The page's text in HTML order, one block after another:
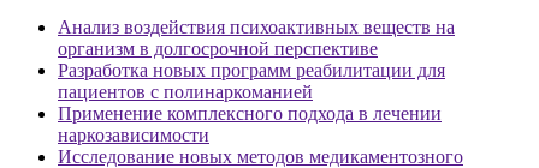
Анализ воздействия психоактивных веществ на
организм в долгосрочной перспективе
Разработка новых программ реабилитации для
пациентов с полинаркоманией
Применение комплексного подхода в лечении
наркозависимости
Исследование новых методов медикаментозного